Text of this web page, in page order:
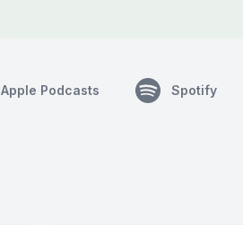
Apple Podcasts Spotify